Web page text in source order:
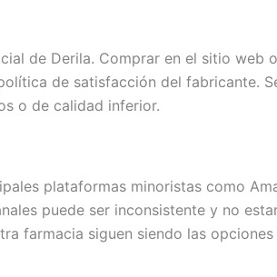
de Derila. Comprar en el sitio
de satisfacción del fabricante.
o de calidad inferior.
plataformas minoristas como
puede ser inconsistente y no
farmacia siguen siendo las